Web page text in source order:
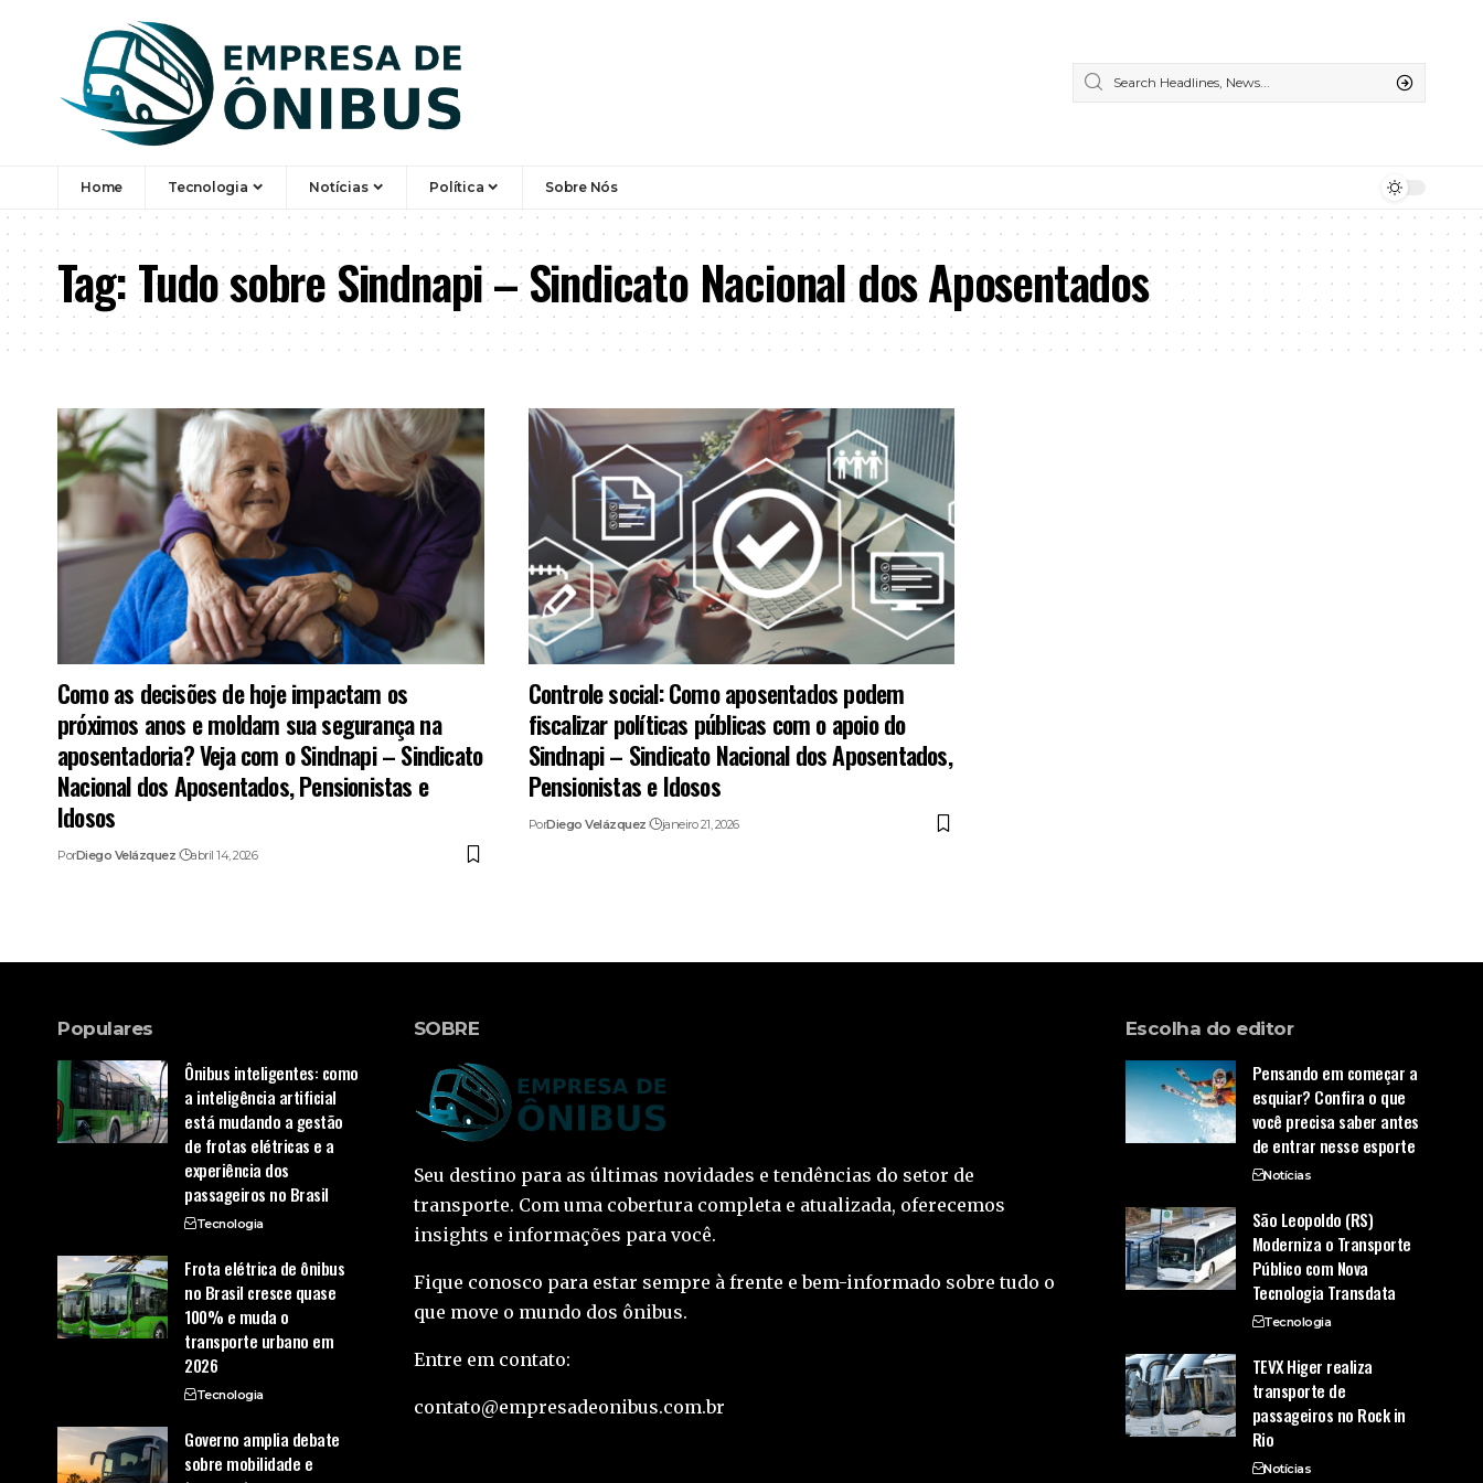
Home Tecnologia Notícias Política Sobre Nós
Tag:Tudo sobre Sindnapi – Sindicato Nacional dos Aposentados
Como as decisões de hoje impactam os
próximos anos e moldam sua segurança na
aposentadoria? Veja com o Sindnapi – Sindicato
Nacional dos Aposentados, Pensionistas e
Idosos
PorDiego Velázquez abril 14, 2026
Controle social: Como aposentados podem
fiscalizar políticas públicas com o apoio do
Sindnapi – Sindicato Nacional dos Aposentados,
Pensionistas e Idosos
PorDiego Velázquez janeiro 21, 2026
Populares
Ônibus inteligentes: como
a inteligência artificial
está mudando a gestão
de frotas elétricas e a
experiência dos
passageiros no Brasil
Tecnologia
Frota elétrica de ônibus
no Brasil cresce quase
100% e muda o
transporte urbano em
2026
Tecnologia
Governo amplia debate
sobre mobilidade e
SOBRE
Seu destino para as últimas novidades e tendências do setor de
transporte. Com uma cobertura completa e atualizada, oferecemos
insights e informações para você.
Fique conosco para estar sempre à frente e bem-informado sobre tudo o
que move o mundo dos ônibus.
Entre em contato:
contato@empresadeonibus.com.br
Escolha do editor
Pensando em começar a
esquiar? Confira o que
você precisa saber antes
de entrar nesse esporte
Notícias
São Leopoldo (RS)
Moderniza o Transporte
Público com Nova
Tecnologia Transdata
Tecnologia
TEVX Higer realiza
transporte de
passageiros no Rock in
Rio
Notícias